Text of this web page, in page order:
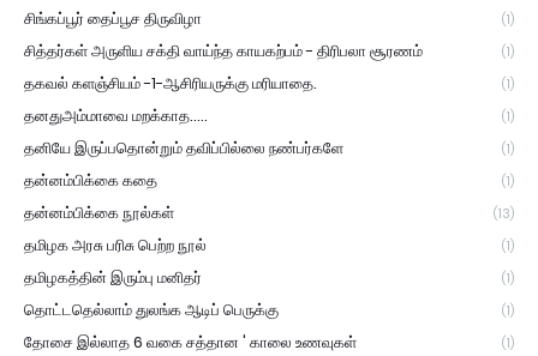
சிங்கப்பூர் தைப்பூச திருவிழா (1)
சித்தர்கள் அருளிய சக்தி வாய்ந்த காயகற்பம் - திரிபலா சூரணம் (1)
தகவல் களஞ்சியம் -1-ஆசிரியருக்கு மரியாதை. (1)
தனதுஅம்மாவை மறக்காத..... (1)
தனியே இருப்பதொன்றும் தவிப்பில்லை நண்பர்களே (1)
தன்னம்பிக்கை கதை (1)
தன்னம்பிக்கை நூல்கள் (13)
தமிழக அரசு பரிசு பெற்ற நூல் (1)
தமிழகத்தின் இரும்பு மனிதர் (1)
தொட்டதெல்லாம் துலங்க ஆடிப் பெருக்கு (1)
தோசை இல்லாத 6 வகை சத்தான ' காலை உணவுகள் (1)